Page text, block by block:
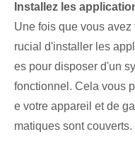
Installez les
Une fois que vous avez
rucial d'installer les
es pour disposer d'un
fonctionnel. Cela vous
e votre appareil et de
matiques sont couverts.